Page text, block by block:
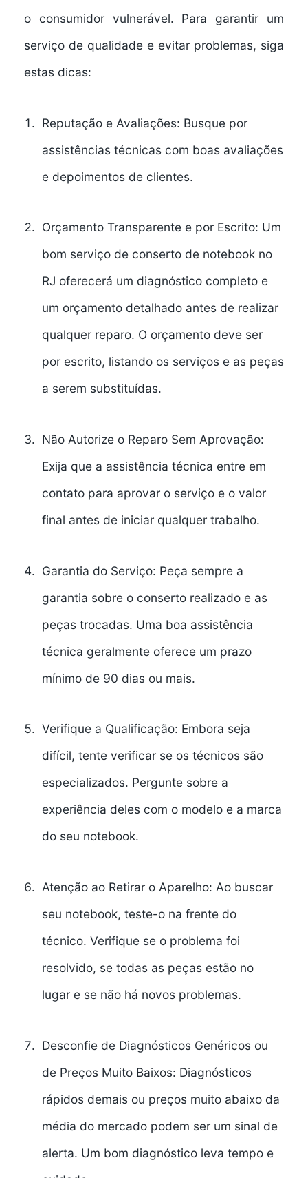
o consumidor vulnerável. Para garantir um
serviço de qualidade e evitar problemas, siga
estas dicas:
Reputação e Avaliações: Busque por
assistências técnicas com boas avaliações
e depoimentos de clientes.
Orçamento Transparente e por Escrito: Um
bom serviço de conserto de notebook no
RJ oferecerá um diagnóstico completo e
um orçamento detalhado antes de realizar
qualquer reparo. O orçamento deve ser
por escrito, listando os serviços e as peças
a serem substituídas.
Não Autorize o Reparo Sem Aprovação:
Exija que a assistência técnica entre em
contato para aprovar o serviço e o valor
final antes de iniciar qualquer trabalho.
Garantia do Serviço: Peça sempre a
garantia sobre o conserto realizado e as
peças trocadas. Uma boa assistência
técnica geralmente oferece um prazo
mínimo de 90 dias ou mais.
Verifique a Qualificação: Embora seja
difícil, tente verificar se os técnicos são
especializados. Pergunte sobre a
experiência deles com o modelo e a marca
do seu notebook.
Atenção ao Retirar o Aparelho: Ao buscar
seu notebook, teste-o na frente do
técnico. Verifique se o problema foi
resolvido, se todas as peças estão no
lugar e se não há novos problemas.
Desconfie de Diagnósticos Genéricos ou
de Preços Muito Baixos: Diagnósticos
rápidos demais ou preços muito abaixo da
média do mercado podem ser um sinal de
alerta. Um bom diagnóstico leva tempo e